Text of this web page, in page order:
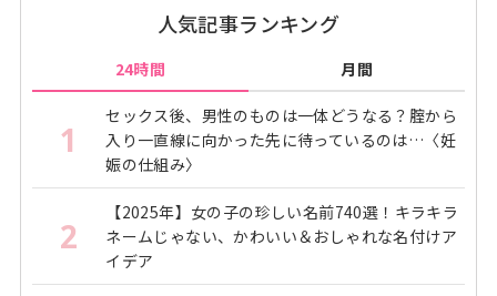
人気記事ランキング
24時間 月間
1
セックス後、男性のものは一体どうなる？腟から
入り一直線に向かった先に待っているのは…〈妊
娠の仕組み〉
2
【2025年】女の子の珍しい名前740選！キラキラ
ネームじゃない、かわいい＆おしゃれな名付けア
イデア